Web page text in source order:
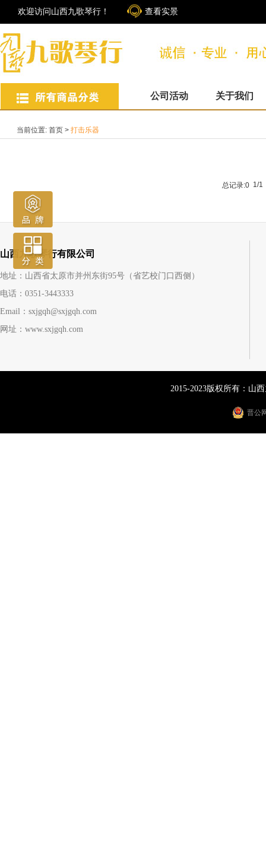
欢迎访问山西九歌琴行！ 查看实景
公司活动 关于我们
当前位置: 首页 > 打击乐器
总记录:0 1/1
山西九歌琴行有限公司
地址：山西省太原市并州东街95号（省艺校门口西侧）
电话：0351-3443333
Email：sxjgqh@sxjgqh.com
网址：www.sxjgqh.com
2015-2023版权所有：山
晋公